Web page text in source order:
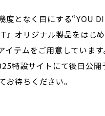
となく目にする“YOU
』オリジナル製品をは
テムをご用意しています
特設サイトにて後日公
待ちください。